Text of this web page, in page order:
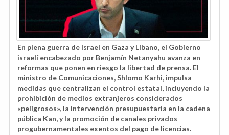
En plena guerra de Israel en Gaza y Líbano, el Gobierno
israelí encabezado por Benjamín Netanyahu avanza en
reformas que ponen en riesgo la libertad de prensa. El
ministro de Comunicaciones, Shlomo Karhi, impulsa
medidas que centralizan el control estatal, incluyendo la
prohibición de medios extranjeros considerados
«peligrosos», la intervención presupuestaria en la cadena
pública Kan, y la promoción de canales privados
progubernamentales exentos del pago de licencias.